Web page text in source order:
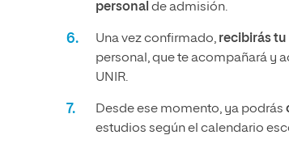
personal de admisión.
Una vez confirmado, recibirás tu
personal, que te acompañará y
UNIR.
Desde ese momento, ya podrás
estudios según el calendario